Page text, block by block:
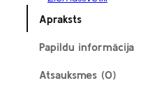
Apraksts
Papildu informācija
Atsauksmes (0)